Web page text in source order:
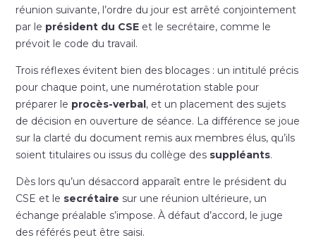
réunion suivante, l’ordre du jour est arrêté conjointement
par le président du CSE et le secrétaire, comme le
prévoit le code du travail.
Trois réflexes évitent bien des blocages : un intitulé précis
pour chaque point, une numérotation stable pour
préparer le procès-verbal, et un placement des sujets
de décision en ouverture de séance. La différence se joue
sur la clarté du document remis aux membres élus, qu’ils
soient titulaires ou issus du collège des suppléants.
Dès lors qu’un désaccord apparaît entre le président du
CSE et le secrétaire sur une réunion ultérieure, un
échange préalable s’impose. À défaut d’accord, le juge
des référés peut être saisi.